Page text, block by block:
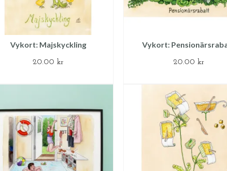
Vykort: Majskyckling
20.00 kr
Vykort:
20.00 kr